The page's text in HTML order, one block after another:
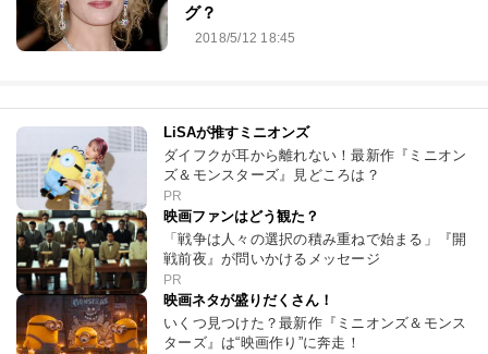
グ？
2018/5/12 18:45
LiSAが推すミニオンズ
ダイフクが耳から離れない！最新作『ミニオン
ズ＆モンスターズ』見どころは？
PR
映画ファンはどう観た？
「戦争は人々の選択の積み重ねで始まる」『開
戦前夜』が問いかけるメッセージ
PR
映画ネタが盛りだくさん！
いくつ見つけた？最新作『ミニオンズ＆モンス
ターズ』は“映画作り”に奔走！